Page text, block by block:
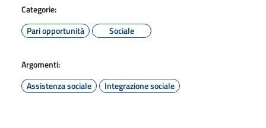
Categorie:
Pari opportunità
Sociale
Argomenti:
Assistenza sociale
Integrazione sociale